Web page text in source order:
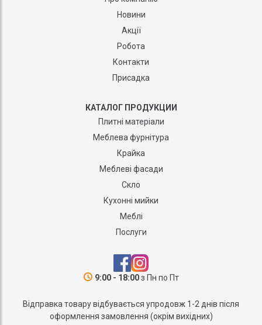
Новини
Акції
Робота
Контакти
Присадка
КАТАЛОГ ПРОДУКЦИИ
Плитні матеріали
Меблева фурнітура
Крайка
Меблеві фасади
Скло
Кухонні мийки
Меблі
Послуги
9:00 - 18:00з Пн по Пт
Відправка товару відбувається упродовж 1-2 днів після
оформлення замовлення (окрім вихідних)